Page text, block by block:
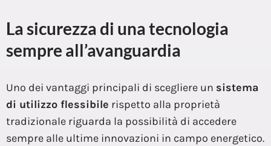
La sicurezza di una tecnologia
sempre all’avanguardia
Uno dei vantaggi principali di scegliere un sistema
di utilizzo flessibile rispetto alla proprietà
tradizionale riguarda la possibilità di accedere
sempre alle ultime innovazioni in campo energetico.